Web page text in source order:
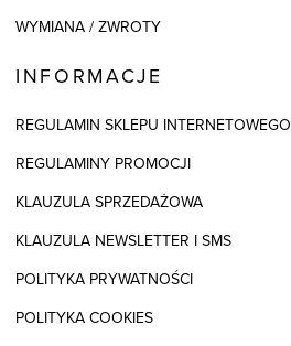
WYMIANA / ZWROTY
INFORMACJE
REGULAMIN SKLEPU INTERNETOWEGO
REGULAMINY PROMOCJI
KLAUZULA SPRZEDAŻOWA
KLAUZULA NEWSLETTER I SMS
POLITYKA PRYWATNOŚCI
POLITYKA COOKIES